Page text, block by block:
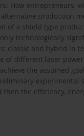
How
production
of a shield type
technologically
classic and hybrid in
of different laser
the assumed
the efficiency,